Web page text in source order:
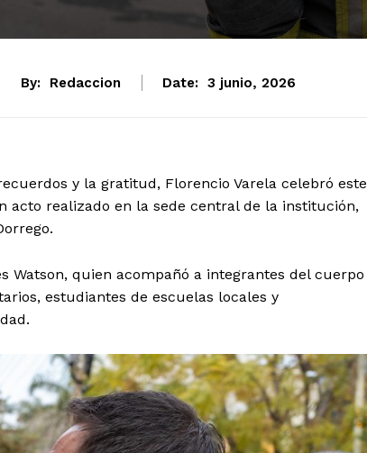
By: Redaccion Date: 3 junio, 2026
y la gratitud, Florencio Varela celebró este
acto realizado en la sede central de la institución,
Watson, quien acompañó a integrantes del cuerpo
estudiantes de escuelas locales y